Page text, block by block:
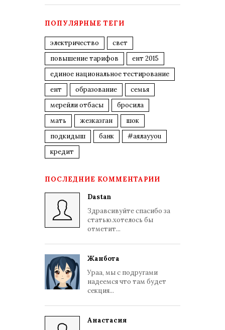
ПОПУЛЯРНЫЕ ТЕГИ
электричество
свет
повышение тарифов
ент 2015
единое национальное тестирование
ент
образование
семья
мерейли отбасы
бросила
мать
жезказган
шок
подкидыш
банк
#аялауyou
кредит
ПОСЛЕДНИЕ КОММЕНТАРИИ
Dastan
Здравсивуйте спасибо за
статью.хотелось бы
отметит...
Жанбота
Ураа, мы с подругами
надеемся что там будет
секция...
Анастасия